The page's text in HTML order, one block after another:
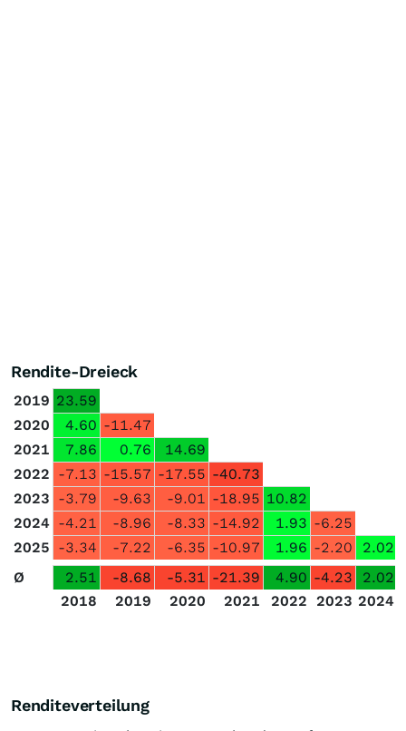
Rendite-Dreieck
2019 23.59
2020
4.60 -11.47
2021
7.86 0.76
14.69
2022 -7.13 -15.57 -17.55 -40.73
2023 -3.79 -9.63 -9.01 -18.95 10.82
2024 -4.21 -8.96 -8.33 -14.92 1.93 -6.25
2025 -3.34 -7.22 -6.35 -10.97 1.96 -2.20
2.02
Ø
2.51 -8.68 -5.31 -21.39 4.90 -4.23
2.02
2018
2019 2020 2021 2022 2023 2024
Renditeverteilung